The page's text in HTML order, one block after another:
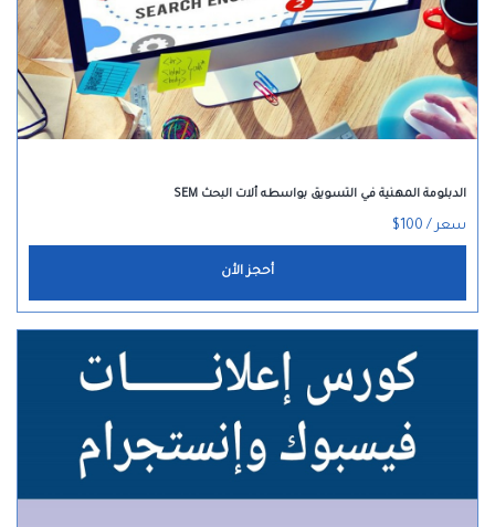
الدبلومة المهنية في التسويق بواسطه ألات البحث SEM
سعر / 100$
أحجز الأن